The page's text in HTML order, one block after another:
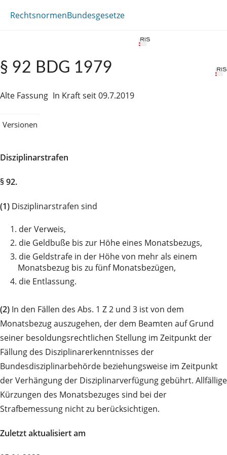
RechtsnormenBundesgesetze
§ 92 BDG 1979
Alte Fassung In Kraft seit 09.7.2019
Versionen
Disziplinarstrafen
§ 92.
(1) Disziplinarstrafen sind
1. der Verweis,
2. die Geldbuße bis zur Höhe eines Monatsbezugs,
3. die Geldstrafe in der Höhe von mehr als einem
Monatsbezug bis zu fünf Monatsbezügen,
4. die Entlassung.
(2) In den Fällen des Abs. 1 Z 2 und 3 ist von dem
Monatsbezug auszugehen, der dem Beamten auf Grund
seiner besoldungsrechtlichen Stellung im Zeitpunkt der
Fällung des Disziplinarerkenntnisses der
Bundesdisziplinarbehörde beziehungsweise im Zeitpunkt
der Verhängung der Disziplinarverfügung gebührt. Allfällige
Kürzungen des Monatsbezuges sind bei der
Strafbemessung nicht zu berücksichtigen.
Zuletzt aktualisiert am